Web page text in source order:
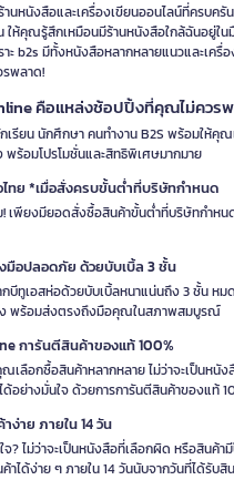
นหนังสือและเครื่องเขียนออนไลน์ที่ครบครั
ให้คุณรู้สึกเหมือนมีร้านหนังสือใกล้ฉันอยู่ใ
าะ b2s มีทั้งหนังสือหลากหลายแนวและเค
พลาด!
คือแหล่งช้อปปิ้งที่คุณไม่ควร
เรียน นักศึกษา คนทำงาน B2S พร้อมให้
พร้อมโปรโมชั่นและสิทธิพิเศษมากมาย
ทย *เมื่อสั่งครบขั้นต่ำที่บริษัทกำหนด
เพียงมียอดสั่งซื้อสินค้าขั้นต่ำที่บริษัทกำห
มือปลอดภัย ด้วยบับเบิ้ล 3 ชั้น
บีทูเอสห่อด้วยบับเบิ้ลหนาแน่นถึง 3 ชั้น หม
ง พร้อมส่งตรงถึงมือคุณในสภาพสมบูรณ์
การันตีสินค้าของแท้ 100%
เลือกซื้อสินค้าหลากหลาย ไม่ว่าจะเป็นหนัง
ด้อย่างมั่นใจ ด้วยการการันตีสินค้าของแท้
ง่าย ภายใน 14 วัน
จ? ไม่ว่าจะเป็นหนังสือที่เลือกผิด หรือสินค้
าได้ง่าย ๆ ภายใน 14 วันนับจากวันที่ได้รับสิ